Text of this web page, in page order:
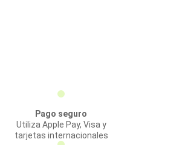
Pago seguro
Utiliza Apple Pay, Visa y
tarjetas internacionales